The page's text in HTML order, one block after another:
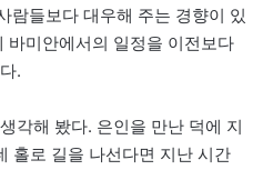
람들보다 대우해 주는 경향이 있
바미안에서의 일정을 이전보다
.
각해 봤다. 은인을 만난 덕에 지
홀로 길을 나선다면 지난 시간